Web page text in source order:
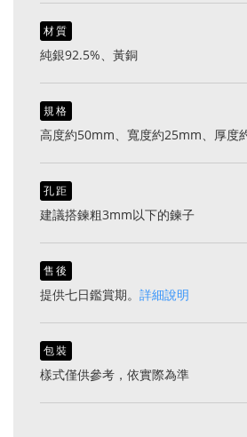
材質
純銀92.5%、黃銅
規格
高度約50mm、寬度約25mm、厚度
孔距
建議搭鍊粗3mm以下的鍊子
售後
提供七日鑑賞期。 詳細說明
包裝
樣式僅供參考，依實際為準